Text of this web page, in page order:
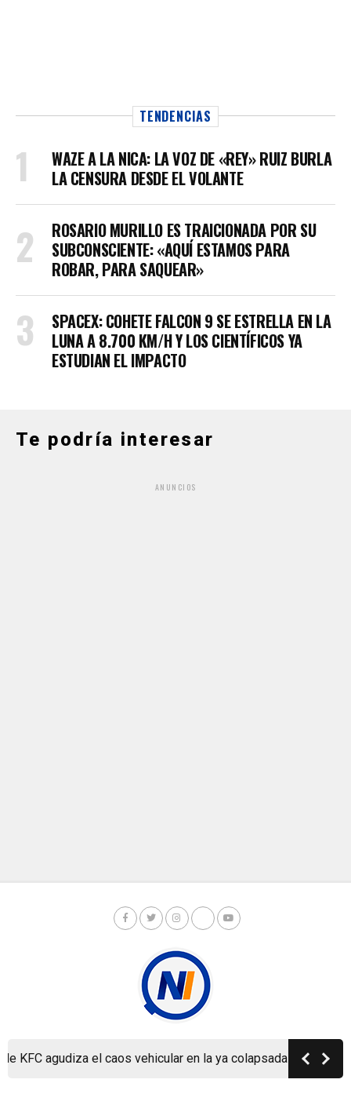
agudiza el caos vehicular en la ya colapsada Carretera a
TENDENCIAS
WAZE A LA NICA: LA VOZ DE «REY» RUIZ BURLA
LA CENSURA DESDE EL VOLANTE
ROSARIO MURILLO ES TRAICIONADA POR SU
SUBCONSCIENTE: «AQUÍ ESTAMOS PARA
ROBAR, PARA SAQUEAR»
SPACEX: COHETE FALCON 9 SE ESTRELLA EN LA
LUNA A 8.700 KM/H Y LOS CIENTÍFICOS YA
ESTUDIAN EL IMPACTO
Te podría interesar
ANUNCIOS
Copyright © Nicaragua Investiga 2024